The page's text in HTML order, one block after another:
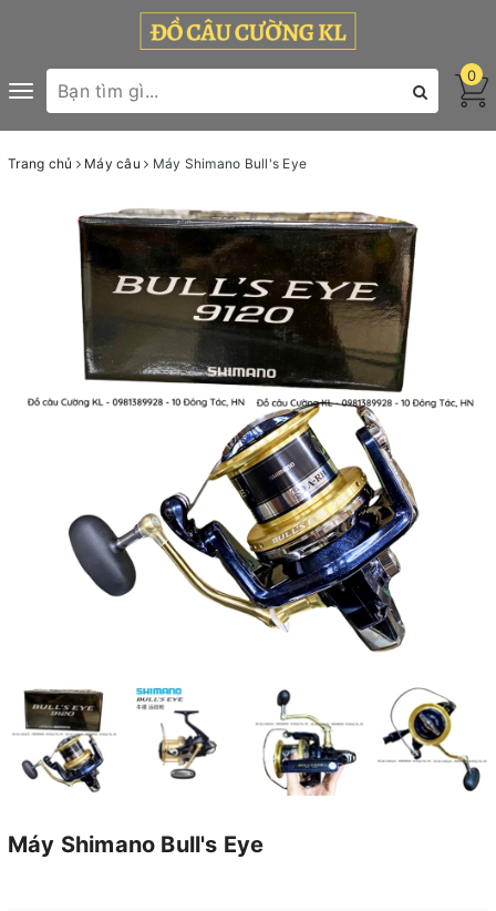
Toggle
navigation
0
Trang chủ Máy câu Máy Shimano Bull's Eye
Máy Shimano Bull's Eye